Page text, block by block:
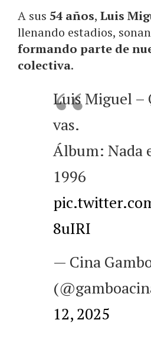
A sus 54 años, Luis
llenando estadios,
formando parte de
colectiva.
Luis Miguel –
vas.
Álbum: Nada
1996
8uIRI
— Cina
12, 2025